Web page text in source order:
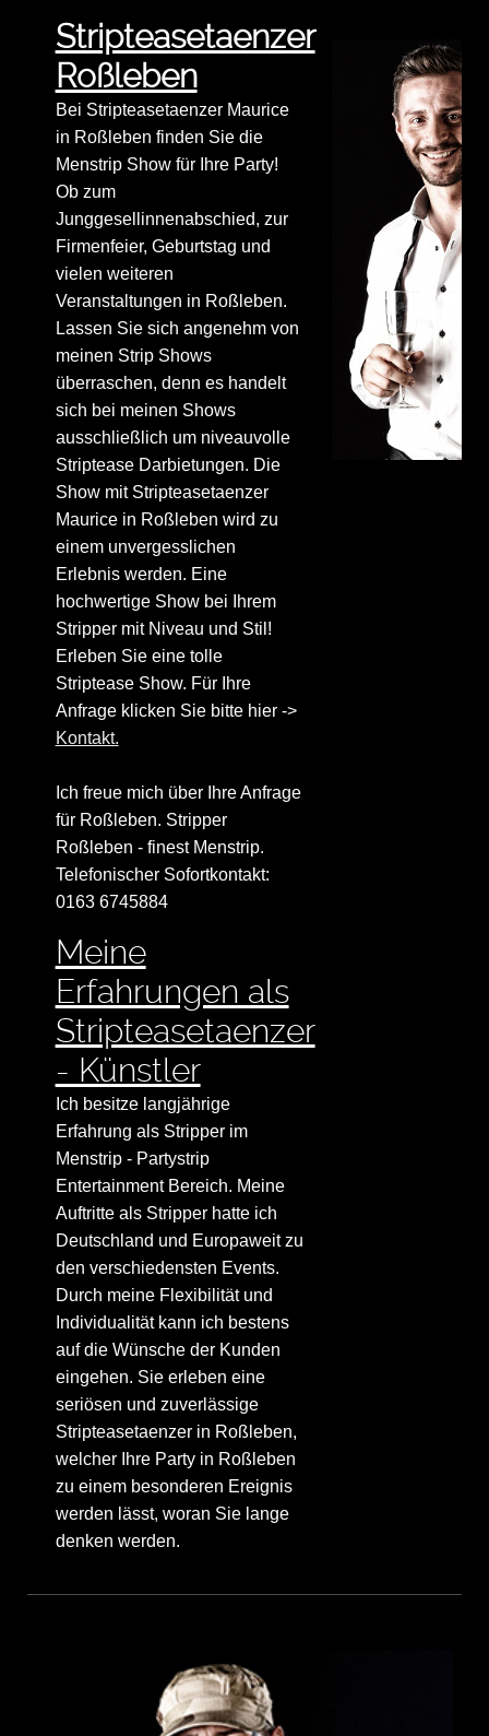
Stripteasetaenzer
Roßleben
Bei Stripteasetaenzer Maurice
in Roßleben finden Sie die
Menstrip Show für Ihre Party!
Ob zum
Junggesellinnenabschied, zur
Firmenfeier, Geburtstag und
vielen weiteren
Veranstaltungen in Roßleben.
Lassen Sie sich angenehm von
meinen Strip Shows
überraschen, denn es handelt
sich bei meinen Shows
ausschließlich um niveauvolle
Striptease Darbietungen. Die
Show mit Stripteasetaenzer
Maurice in Roßleben wird zu
einem unvergesslichen
Erlebnis werden. Eine
hochwertige Show bei Ihrem
Stripper mit Niveau und Stil!
Erleben Sie eine tolle
Striptease Show. Für Ihre
Anfrage klicken Sie bitte hier ->
Kontakt.
Ich freue mich über Ihre Anfrage
für Roßleben. Stripper
Roßleben - finest Menstrip.
Telefonischer Sofortkontakt:
0163 6745884
Meine
Erfahrungen als
Stripteasetaenzer
- Künstler
Ich besitze langjährige
Erfahrung als Stripper im
Menstrip - Partystrip
Entertainment Bereich. Meine
Auftritte als Stripper hatte ich
Deutschland und Europaweit zu
den verschiedensten Events.
Durch meine Flexibilität und
Individualität kann ich bestens
auf die Wünsche der Kunden
eingehen. Sie erleben eine
seriösen und zuverlässige
Stripteasetaenzer in Roßleben,
welcher Ihre Party in Roßleben
zu einem besonderen Ereignis
werden lässt, woran Sie lange
denken werden.